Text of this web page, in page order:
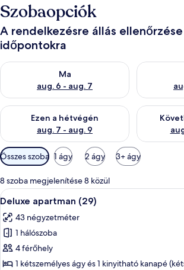
Szobaopciók
A rendelkezésre állás
időpontokra
Ma
aug. 6 - aug. 7
A ma esti rendelkezésre állás ellenőrzése:
A holnapi
Ezen a hétvégén
aug. 7 - aug. 9
A mostani hétvégi rendelkezésre állás
A
Szobákhoz
rendelkezésre
álló
szűrők
Összes szoba 1 ágy 2 ágy 3+ ágy
8 szoba megjelenítése 8 közül
A
következő
szoba
összes
képének
megtekintése:
Egy modern
13
Deluxe apartman (29)
43 négyzetméter
1 hálószoba
4 férőhely
1 kétszemélyes ágy és 1 kinyitható kanapé